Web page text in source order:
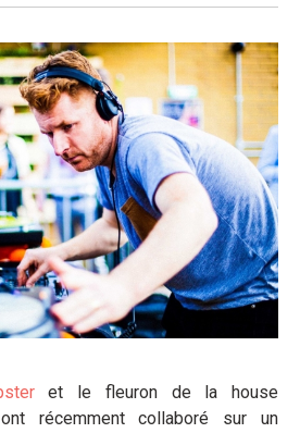
et le fleuron de la house
récemment collaboré sur un